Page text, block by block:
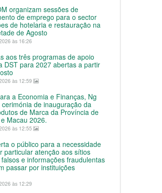
organizam sessões de
de emprego para o sector
de hotelaria e restauração na
de Agosto
às 16:26
aos três programas de apoio
DST para 2027 abertas a partir
às 12:59
a Economia e Finanças, Ng
cerimónia de inauguração da
de Marca da Província de
Macau 2026.
às 12:55
o público para a necessidade
particular atenção aos sítios
e informações fraudulentas
passar por instituições
às 12:29